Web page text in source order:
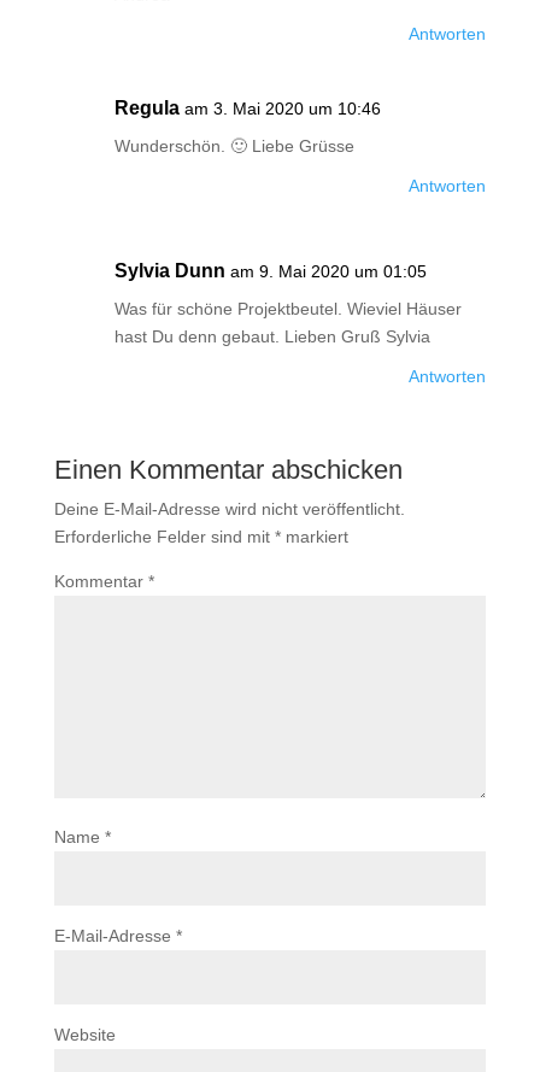
Antworten
Regula am 3. Mai 2020 um 10:46
Wunderschön. 🙂 Liebe Grüsse
Antworten
Sylvia Dunn am 9. Mai 2020 um 01:05
Was für schöne Projektbeutel. Wieviel Häuser
hast Du denn gebaut. Lieben Gruß Sylvia
Antworten
Einen Kommentar abschicken
Deine E-Mail-Adresse wird nicht veröffentlicht.
Erforderliche Felder sind mit *markiert
Kommentar *
Name *
E-Mail-Adresse *
Website